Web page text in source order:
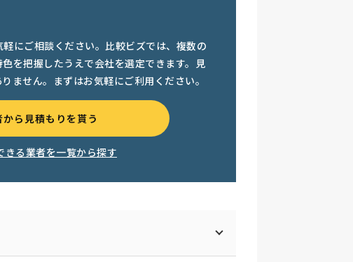
にご相談ください。比較ビズでは、複数の
を把握したうえで会社を選定できます。見
ません。まずはお気軽にご利用ください。
から見積もりを貰う
る業者を一覧から探す